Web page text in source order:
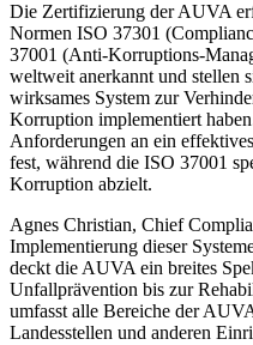
Die Zertifizierung der AUVA
Normen ISO 37301
37001 (Anti-Korruptions-
weltweit anerkannt und stellen
wirksames System zur
Korruption implementiert
Anforderungen an ein
fest, während die ISO 37001
Korruption abzielt.
Agnes Christian, Chief
Implementierung dieser
deckt die AUVA ein breites
Unfallprävention bis zur
umfasst alle Bereiche der
Landesstellen und anderen